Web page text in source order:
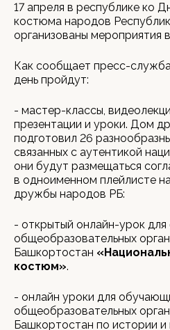
17 апреля в республике ко
костюма народов
организованы мероприятия
Как сообщает пресс-
день пройдут:
- мастер-классы,
презентации и уроки. Дом
подготовил 26
связанных с аутентикой
они будут размещаться
в одноименном плейлисте
дружбы народов РБ:
- открытый онлайн-урок
общеобразовательных
Башкортостан
костюм».
- онлайн уроки для
общеобразовательных
Башкортостан по истории и